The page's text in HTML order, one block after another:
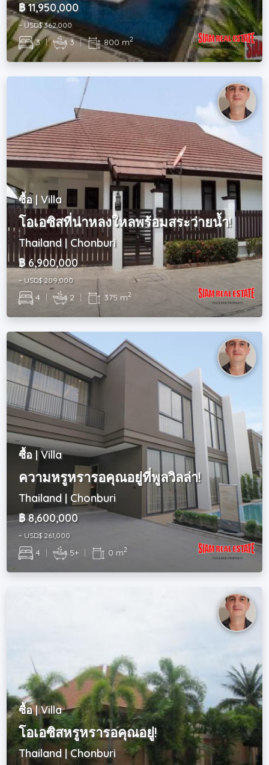
฿ 11,950,000
~ USD$ 362,000
3 | 3 | 800 m2
ซื้อ | Villa
โอเอซิสที่น่าหลงใหลพร้อมสระว่ายน้ำ!
Thailand | Chonburi
฿ 6,900,000
~ USD$ 209,000
4 | 2 | 375 m2
ซื้อ | Villa
ความหรูหรารอคุณอยู่ที่พูลวิลล่า!
Thailand | Chonburi
฿ 8,600,000
~ USD$ 261,000
4 | 5+ | 0 m2
ซื้อ | Villa
โอเอซิสหรูหรารอคุณอยู่!
Thailand | Chonburi